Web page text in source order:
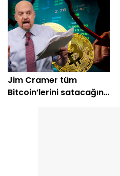
Jim Cramer tüm
Bitcoin’lerini satacağını